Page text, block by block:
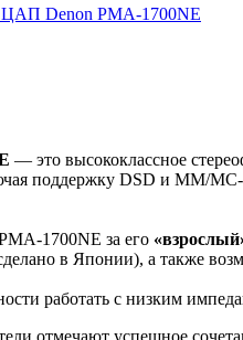
— это высококлассное
поддержку DSD и MM/MC-
1700NE за его
в Японии), а также
работать с низким
отмечают успешное